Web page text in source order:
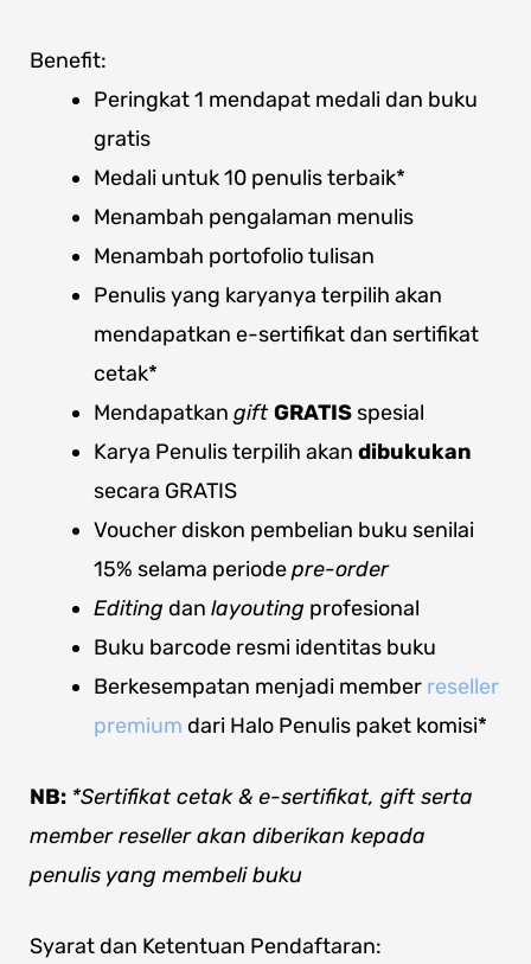
Benefit:
Peringkat 1 mendapat medali dan buku
gratis
Medali untuk 10 penulis terbaik*
Menambah pengalaman menulis
Menambah portofolio tulisan
Penulis yang karyanya terpilih akan
mendapatkan e-sertifikat dan sertifikat
cetak*
Mendapatkan gift GRATIS spesial
Karya Penulis terpilih akan dibukukan
secara GRATIS
Voucher diskon pembelian buku senilai
15% selama periodepre-order
Editing dan layouting profesional
Buku barcode resmi identitas buku
Berkesempatan menjadi member reseller
premium dari Halo Penulis paket komisi*
NB: *Sertifikat cetak & e-sertifikat, gift serta
member reseller akan diberikan kepada
penulis yang membeli buku
Syarat dan Ketentuan Pendaftaran: